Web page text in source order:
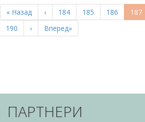
НА
СТОРІНКИ
Перша
сторінка
« Назад
Попередня
сторінка
‹ Page
184 Page
185 Page
186 187
Page
190
Наступна
сторінка
›
Остання
сторінка
Вперед»
ПАРТНЕРИ